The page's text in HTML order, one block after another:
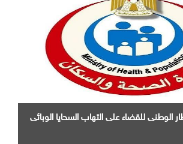
الوطنى للقضاء على التهاب السحايا الوبائى